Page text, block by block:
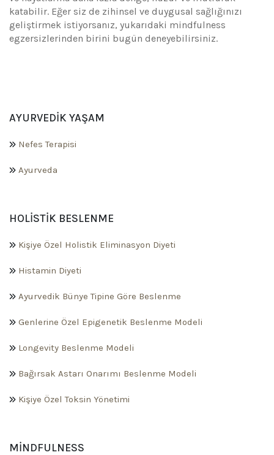
katabilir. Eğer siz de zihinsel ve duygusal sağlığınızı
geliştirmek istiyorsanız, yukarıdaki mindfulness
egzersizlerinden birini bugün deneyebilirsiniz.
AYURVEDIK YAŞAM
Nefes Terapisi
Ayurveda
HOLISTIK BESLENME
Kişiye Özel Holistik Eliminasyon Diyeti
Histamin Diyeti
Ayurvedik Bünye Tipine Göre Beslenme
Genlerine Özel Epigenetik Beslenme Modeli
Longevity Beslenme Modeli
Bağırsak Astarı Onarımı Beslenme Modeli
Kişiye Özel Toksin Yönetimi
MINDFULNESS